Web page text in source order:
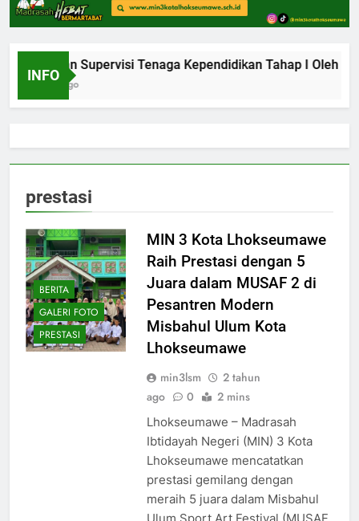
INFO
Kegiatan Supervisi Tenaga Kependidikan Tahap I Oleh
1 Bulan Ago
prestasi
BERITA
GALERI FOTO
PRESTASI
MIN 3 Kota Lhokseumawe
Raih Prestasi dengan 5
Juara dalam MUSAF 2 di
Pesantren Modern
Misbahul Ulum Kota
Lhokseumawe
min3lsm
2 tahun
ago
0 2 mins
Lhokseumawe – Madrasah
Ibtidayah Negeri (MIN) 3 Kota
Lhokseumawe mencatatkan
prestasi gemilang dengan
meraih 5 juara dalam Misbahul